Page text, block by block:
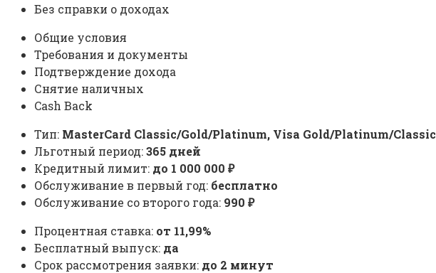
Без справки о доходах
Общие условия
Требования и документы
Подтверждение дохода
Снятие наличных
Cash Back
Тип: MasterСard Classic/Gold/Platinum, Visa Gold/Platinum/Classic
Льготный период:365 дней
Кредитный лимит: до 1 000 000 ₽
Обслуживание в первый год: бесплатно
Обслуживание со второго года: 990 ₽
Процентная ставка: от 11,99%
Бесплатный выпуск: да
Срок рассмотрения заявки: до 2 минут